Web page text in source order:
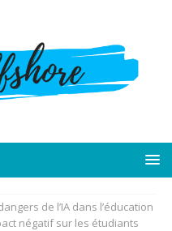
de l’IA dans l’éducation
négatif sur les étudiants